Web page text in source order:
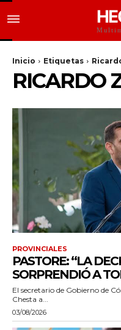
Inicio Etiquetas
RICARDO
PROVINCIALES
PASTORE: “LA
SORPRENDIÓ A
El secretario de Gobierno de
Chesta a...
03/08/2026